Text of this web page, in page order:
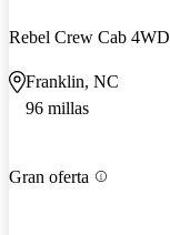
Rebel Crew Cab 4WD
Franklin, NC
96 millas
Gran oferta